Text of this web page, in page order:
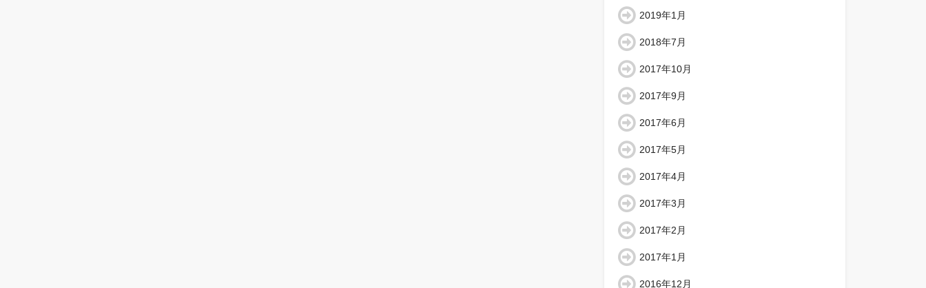
2019年1月
2018年7月
2017年10月
2017年9月
2017年6月
2017年5月
2017年4月
2017年3月
2017年2月
2017年1月
2016年12月